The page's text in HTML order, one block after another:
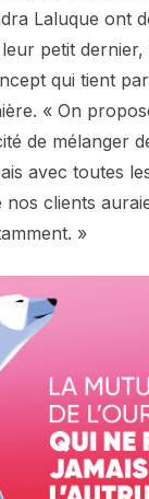
Laluque ont
petit dernier,
qui tient
« On
de mélanger
avec toutes
nos clients
»